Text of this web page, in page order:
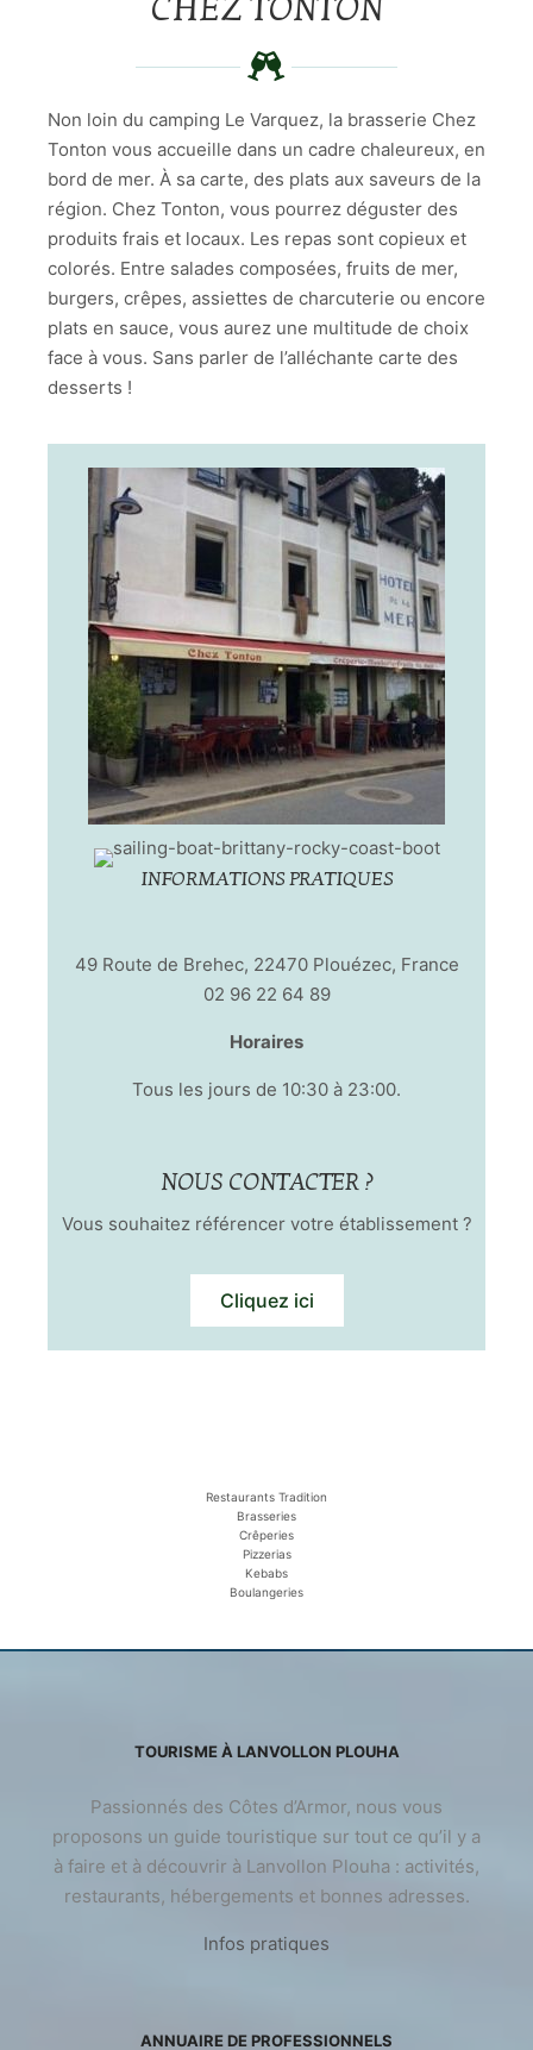
CHEZ TONTON
Non loin du camping Le Varquez, la brasserie Chez
Tonton vous accueille dans un cadre chaleureux, en
bord de mer. À sa carte, des plats aux saveurs de la
région. Chez Tonton, vous pourrez déguster des
produits frais et locaux. Les repas sont copieux et
colorés. Entre salades composées, fruits de mer,
burgers, crêpes, assiettes de charcuterie ou encore
plats en sauce, vous aurez une multitude de choix
face à vous. Sans parler de l’alléchante carte des
desserts !
INFORMATIONS PRATIQUES
49 Route de Brehec, 22470 Plouézec, France
02 96 22 64 89
Horaires
Tous les jours de 10:30 à 23:00.
NOUS CONTACTER ?
Vous souhaitez référencer votre établissement ?
Cliquez ici
Restaurants Tradition
Brasseries
Crêperies
Pizzerias
Kebabs
Boulangeries
TOURISME À LANVOLLON PLOUHA
Passionnés des Côtes d’Armor, nous vous
proposons un guide touristique sur tout ce qu’il y a
à faire et à découvrir à Lanvollon Plouha : activités,
restaurants, hébergements et bonnes adresses.
Infos pratiques
ANNUAIRE DE PROFESSIONNELS